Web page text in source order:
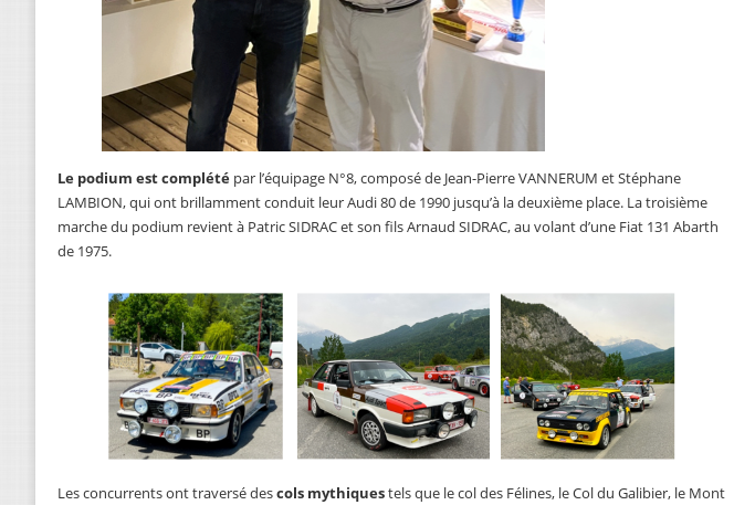
Le podium est complété par l’équipage N°8, composé de Jean-Pierre VANNERUM et Stéphane
LAMBION, qui ont brillamment conduit leur Audi 80 de 1990 jusqu’à la deuxième place. La troisième
marche du podium revient à Patric SIDRAC et son fils Arnaud SIDRAC, au volant d’une Fiat 131 Abarth
de 1975.
Les concurrents ont traversé descols mythiquestels que le col des Félines, le Col du Galibier, le Mont